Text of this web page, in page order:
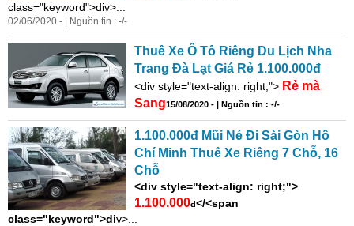
class="keyword">div>...
02/06/2020 - | Nguồn tin : -/-
Thuê Xe Ô Tô Riêng Du Lịch Nha
Trang Đà Lạt Giá Rẻ 1.100.000đ
<div style="text-align: right;"> Rẻ mà
Sang15/08/2020 - | Nguồn tin : -/-
1.100.000đ Mũi Né Đi Sài Gòn Hồ
Chí Minh Thuê Xe Riêng 7 Chỗ, 16
Chỗ
<div style="text-align: right;">
1.100.000đ</<span
class="keyword">div>...